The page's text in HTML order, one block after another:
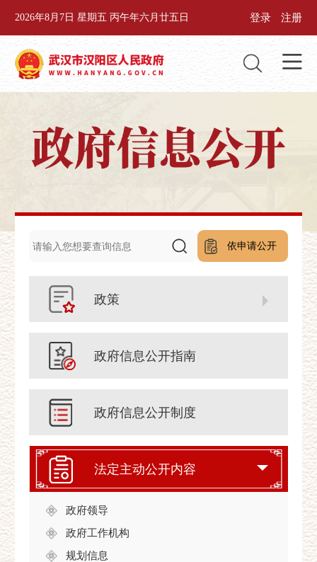
2026年8月7日 星期五 丙午年六月廿五日 登录 注册
依申请公开
政策
政府信息公开指南
政府信息公开制度
法定主动公开内容
政府领导
政府工作机构
规划信息